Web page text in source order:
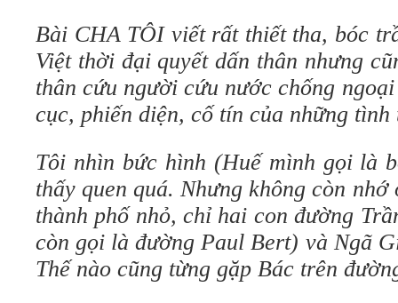
Bài CHA TÔI viết rất thiết tha, bóc
Việt thời đại quyết dấn thân nhưng
thân cứu người cứu nước chống
cục, phiến diện, cố tín của những
Tôi nhìn bức hình (Huế mình gọi là
thấy quen quá. Nhưng không còn
thành phố nhỏ, chỉ hai con đường
còn gọi là đường Paul Bert) và Ngã
Thế nào cũng từng gặp Bác trên